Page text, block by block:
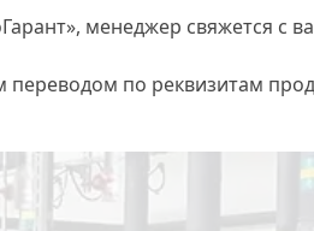
менеджер свяжется с
по реквизитам